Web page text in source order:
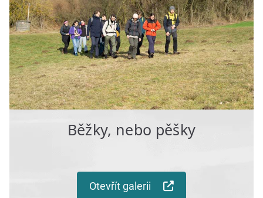
Běžky, nebo pěšky
Otevřít galerii